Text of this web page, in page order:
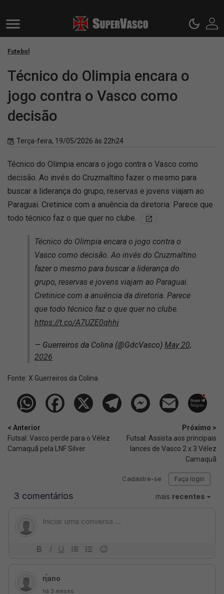
Futebol
Técnico do Olimpia encara o
jogo contra o Vasco como
decisão
Terça-feira, 19/05/2026 às 22h24
Técnico do Olimpia encara o jogo contra o Vasco como
decisão. Ao invés do Cruzmaltino fazer o mesmo para
buscar a liderança do grupo, reservas e jovens viajam ao
Paraguai. Cretinice com a anuência da diretoria. Parece que
todo técnico faz o que quer no clube.
Técnico do Olimpia encara o jogo contra o
Vasco como decisão. Ao invés do Cruzmaltino
fazer o mesmo para buscar a liderança do
grupo, reservas e jovens viajam ao Paraguai.
Cretinice com a anuência da diretoria. Parece
que todo técnico faz o que quer no clube.
https://t.co/A7UZE0qhhj
— Guerreiros da Colina (@GdcVasco) May 20,
2026
Fonte: X Guerreiros da Colina
< Anterior
Futsal: Vasco perde para o Vélez
Camaquã pela LNF Silver
Próximo >
Futsal: Assista aos principais
lances de Vasco 2 x 3 Vélez
Camaquã